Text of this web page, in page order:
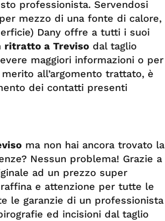
professionista. Servendosi
mezzo di una fonte di calore,
Dany offre a tutti i suoi
ritratto a Treviso dal taglio
maggiori informazioni o per
all’argomento trattato, è
dei contatti presenti
ma non hai ancora trovato la
Nessun problema! Grazie a
ad un prezzo super
e attenzione per tutte le
le garanzie di un professionista
ed incisioni dal taglio